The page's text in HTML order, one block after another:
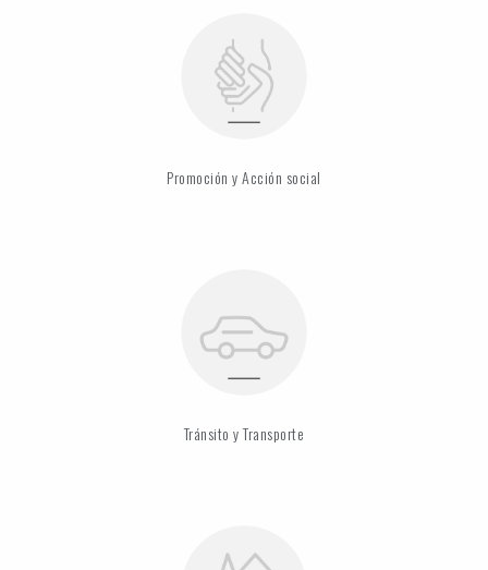
Promoción y Acción social
Tránsito y Transporte